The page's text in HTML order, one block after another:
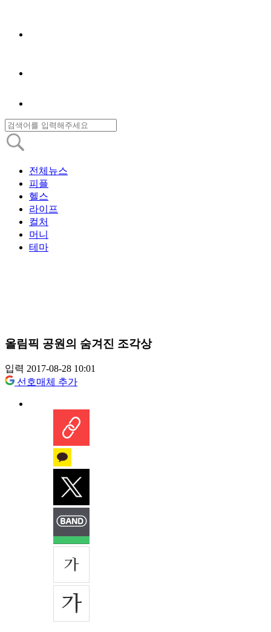
전체뉴스
피플
헬스
라이프
컬처
머니
테마
올림픽 공원의 숨겨진 조각상
입력 2017-08-28 10:01
선호매체 추가